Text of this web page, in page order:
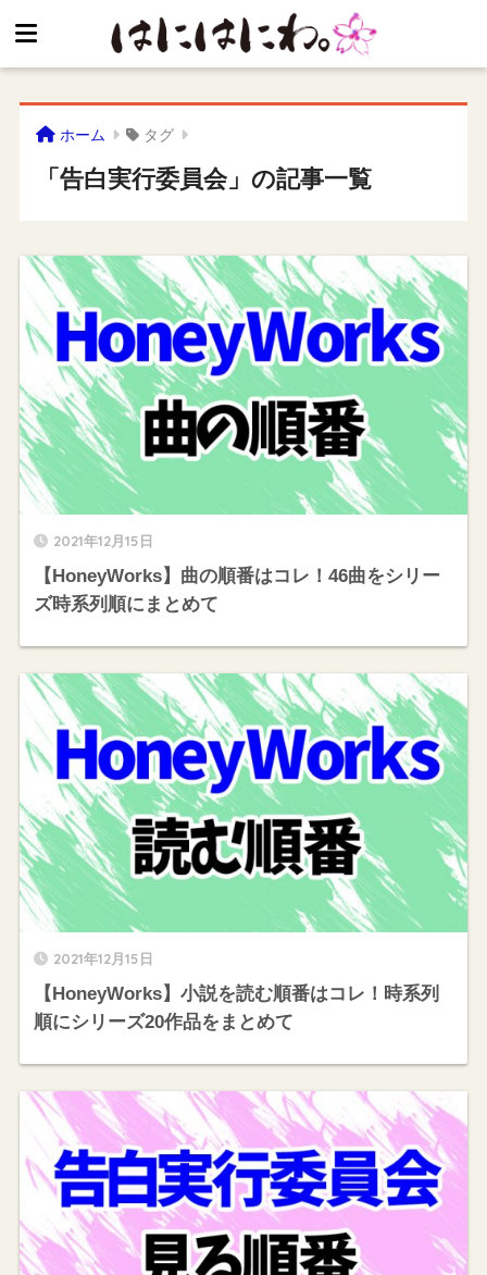
ホーム タグ
「告白実行委員会」の記事一覧
2021年12月15日
【HoneyWorks】曲の順番はコレ！46曲をシリー
ズ時系列順にまとめて
2021年12月15日
【HoneyWorks】小説を読む順番はコレ！時系列
順にシリーズ20作品をまとめて